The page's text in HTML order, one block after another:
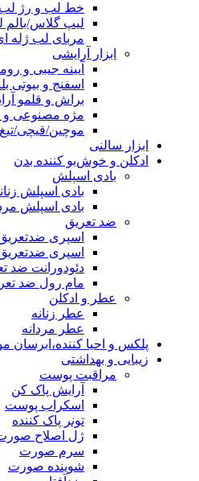
خط لب و رژ لب
لیپ گلاس/
مربای لب ژله
ابزار آرایشی
آیینه جیبی و
اسفنج و بیوتی
براش و قلمو
مژه مصنوعی
موچین/قیچی/تیغ
ابزار سالنی
ادکلن و خوش‌بو کننده بدن
بادی اسپلش
بادی اسپلش
بادی اسپلش
ضد تعریق
اسپری ضدتعریق
اسپری
دئودورانت ضد
مام رول ضد
عطر و ادکلن
عطر زنانه
عطر مردانه
پلکس و احیا کننده،ابرسان
زیبایی و بهداشتی
مراقبت پوست
آرایش پاک کن
اسکراب پوست
تونر پاک کننده
ژل اصلاح
سرم صورت
شوینده صورت